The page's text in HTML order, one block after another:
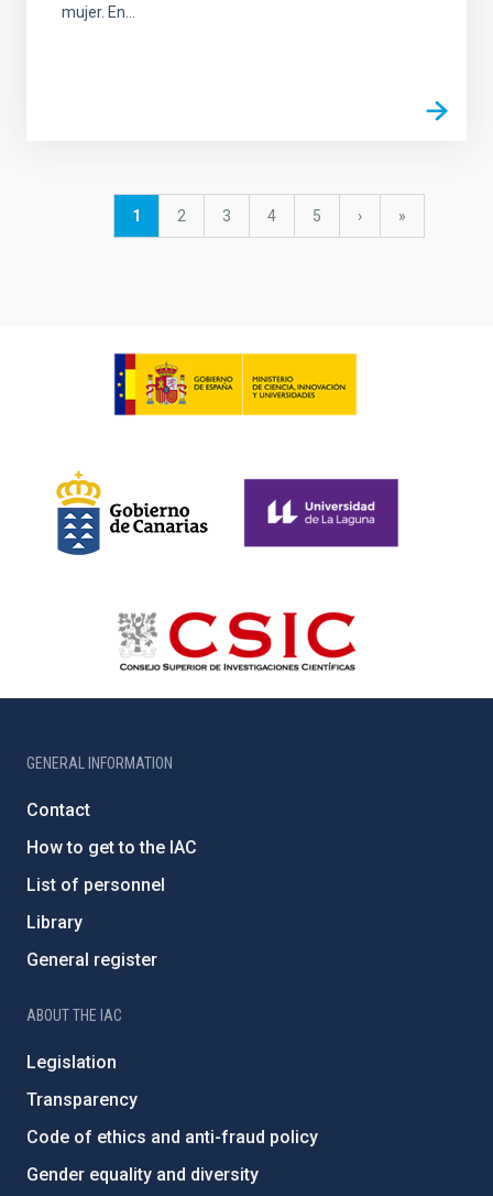
mujer. En...
Current
1 Page
2 Page
3 Page
4 Page
5
Next
›
last
»
GENERAL INFORMATION
Contact
How to get to the IAC
List of personnel
Library
General register
ABOUT THE IAC
Legislation
Transparency
Code of ethics and anti-fraud policy
Gender equality and diversity